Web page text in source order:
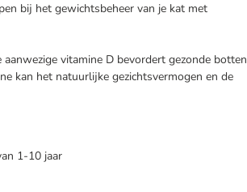
bij het gewichtsbeheer van je kat met
vitamine D bevordert gezonde botten
kan het natuurlijke gezichtsvermogen en de
1-10 jaar